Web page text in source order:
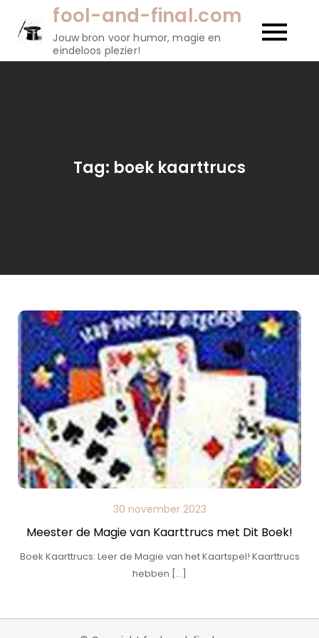
fool-and-final.com
Jouw bron voor humor, magie en
eindeloos plezier!
Tag: boek kaarttrucs
30 november 2023
Meester de Magie van Kaarttrucs met Dit Boek!
Boek Kaarttrucs: Leer de Magie van het Kaartspel! Kaarttrucs
hebben […]